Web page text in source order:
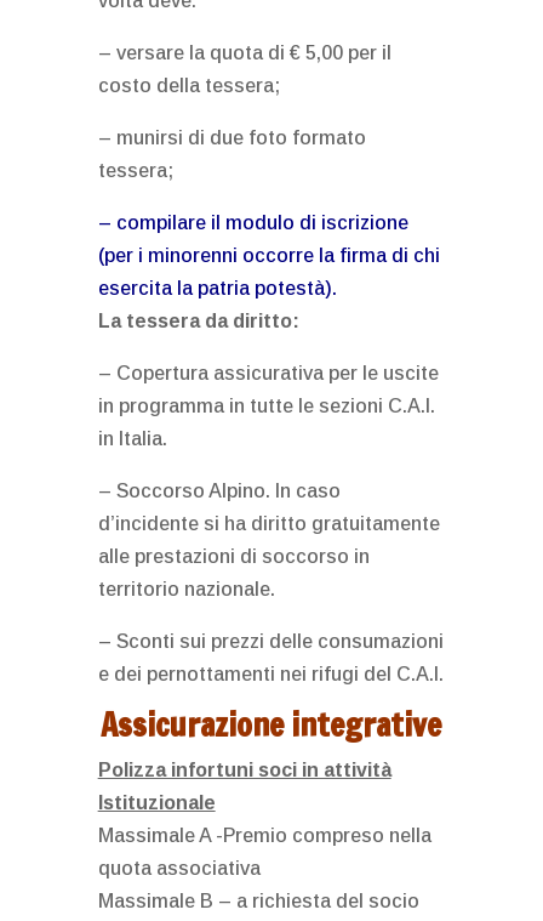
– versare la quota di € 5,00 per il
costo della tessera;
– munirsi di due foto formato
tessera;
– compilare il modulo di iscrizione
(per i minorenni occorre la firma di chi
esercita la patria potestà).
La tessera da diritto:
– Copertura assicurativa per le uscite
in programma in tutte le sezioni C.A.I.
in Italia.
– Soccorso Alpino. In caso
d’incidente si ha diritto gratuitamente
alle prestazioni di soccorso in
territorio nazionale.
– Sconti sui prezzi delle consumazioni
e dei pernottamenti nei rifugi del C.A.I.
Assicurazione integrative
Polizza infortuni soci in attività
Istituzionale
Massimale A -Premio compreso nella
quota associativa
Massimale B – a richiesta del socio